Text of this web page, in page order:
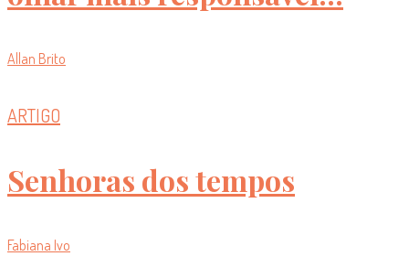
Allan Brito
ARTIGO
Senhoras dos tempos
Fabiana Ivo